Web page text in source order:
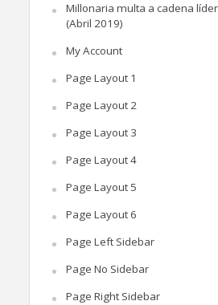
Millonaria multa a cadena
(Abril 2019)
My Account
Page Layout 1
Page Layout 2
Page Layout 3
Page Layout 4
Page Layout 5
Page Layout 6
Page Left Sidebar
Page No Sidebar
Page Right Sidebar